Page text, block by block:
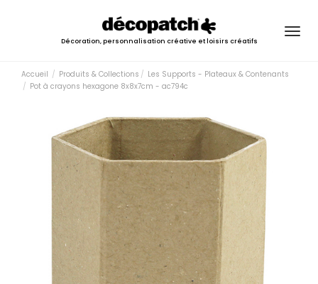
Décoration, personnalisation créative et loisirs créatifs
Accueil Produits & Collections
Les Supports - Plateaux & Contenants
Pot à crayons hexagone 8x8x7cm - ac794c